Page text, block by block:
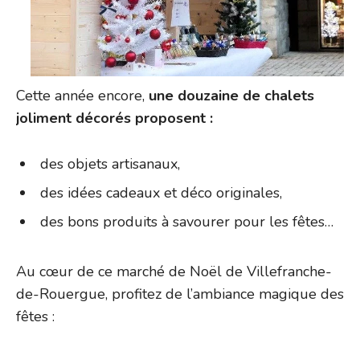
Cette année encore, une douzaine de chalets
joliment décorés proposent :
des objets artisanaux,
des idées cadeaux et déco originales,
des bons produits à savourer pour les fêtes…
Au cœur de ce marché de Noël de Villefranche-
de-Rouergue, profitez de l’ambiance magique des
fêtes :